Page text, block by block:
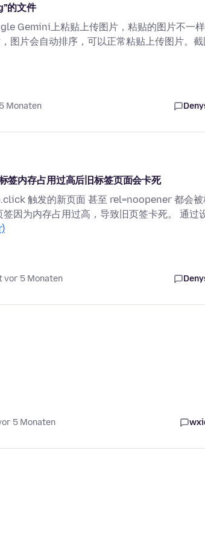
的文件
Gemini上粘贴上传图片，粘贴的图片不一
图片会自动排序，可以正常粘贴上传图片。
Monaten
签内存占用过高后旧标签页面会卡死
触发的新页面 甚至 rel=noopener 都会
因为内存占用过高，导致旧页签卡死。 通过
vor 5 Monaten
5 Monaten